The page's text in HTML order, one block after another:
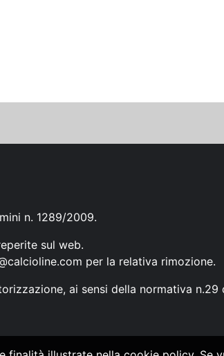
n. 1289/2009.
sul web.
per la relativa rimozione.
ai sensi della normativa n.29